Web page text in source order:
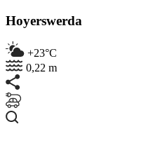
Hoyerswerda
+23°C
0,22 m